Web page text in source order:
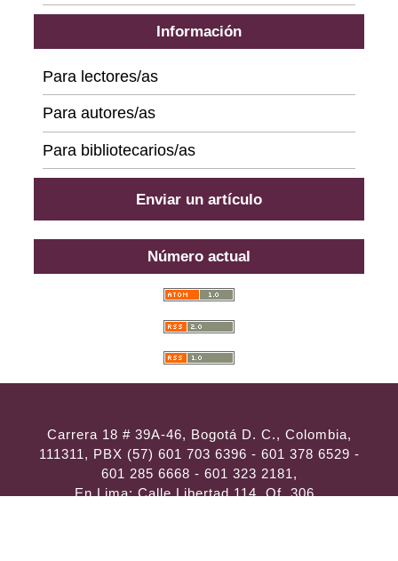
Información
Para lectores/as
Para autores/as
Para bibliotecarios/as
Enviar un artículo
Número actual
Carrera 18 # 39A-46, Bogotá D. C., Colombia,
111311, PBX (57) 601 703 6396 - 601 378 6529 -
601 285 6668 - 601 323 2181,
En Lima: Calle Libertad 114, Of. 306,